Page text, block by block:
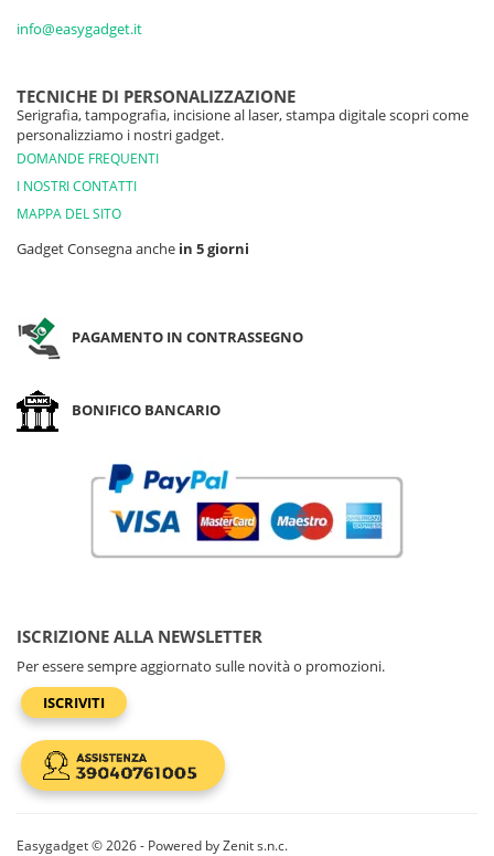
info@easygadget.it
TECNICHE DI PERSONALIZZAZIONE
Serigrafia, tampografia, incisione al laser, stampa digitale scopri come
personalizziamo i nostri gadget.
DOMANDE FREQUENTI
I NOSTRI CONTATTI
MAPPA DEL SITO
Gadget Consegna anche in 5 giorni
PAGAMENTO IN CONTRASSEGNO
BONIFICO BANCARIO
ISCRIZIONE ALLA NEWSLETTER
Per essere sempre aggiornato sulle novità o promozioni.
ISCRIVITI
Easygadget © 2026 - Powered by Zenit s.n.c.